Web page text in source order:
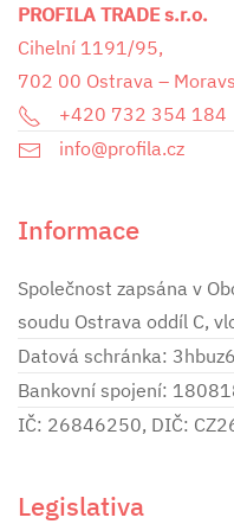
PROFILA TRADE s.r.o.
Cihelní 1191/95,
702 00 Ostrava –
+420 732 354 184
info@profila.cz
Informace
Společnost zapsána v
soudu Ostrava oddíl C,
Datová schránka:
Bankovní spojení:
IČ: 26846250, DIČ:
Legislativa